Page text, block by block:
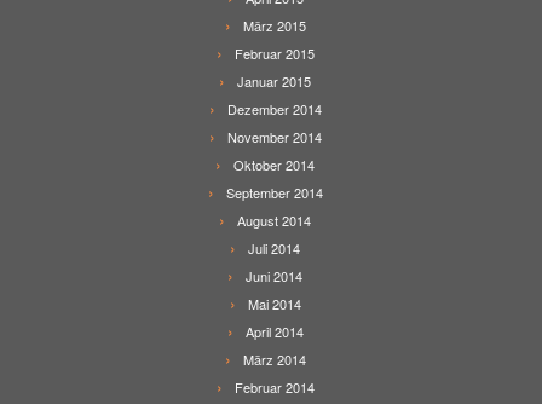
März 2015
Februar 2015
Januar 2015
Dezember 2014
November 2014
Oktober 2014
September 2014
August 2014
Juli 2014
Juni 2014
Mai 2014
April 2014
März 2014
Februar 2014